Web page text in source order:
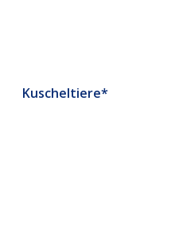
Kuscheltiere*